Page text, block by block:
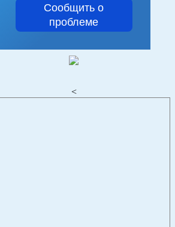
Сообщить о
проблеме
<